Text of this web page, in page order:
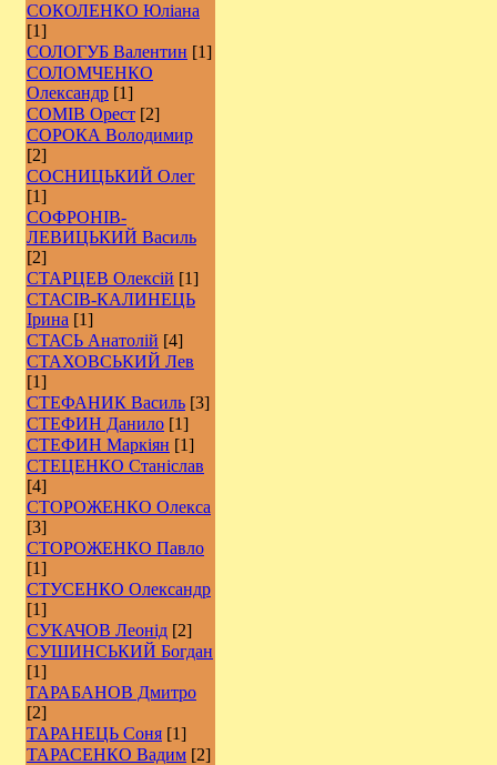
СОКОЛЕНКО Юліана
[1]
СОЛОГУБ Валентин [1]
СОЛОМЧЕНКО
Олександр [1]
СОМІВ Орест [2]
СОРОКА Володимир
[2]
СОСНИЦЬКИЙ Олег
[1]
СОФРОНІВ-
ЛЕВИЦЬКИЙ Василь
[2]
СТАРЦЕВ Олексій [1]
СТАСІВ-КАЛИНЕЦЬ
Ірина [1]
СТАСЬ Анатолій [4]
СТАХОВСЬКИЙ Лев
[1]
СТЕФАНИК Василь [3]
СТЕФИН Данило [1]
СТЕФИН Маркіян [1]
СТЕЦЕНКО Станіслав
[4]
СТОРОЖЕНКО Олекса
[3]
СТОРОЖЕНКО Павло
[1]
СТУСЕНКО Олександр
[1]
СУКАЧОВ Леонід [2]
СУШИНСЬКИЙ Богдан
[1]
ТАРАБАНОВ Дмитро
[2]
ТАРАНЕЦЬ Соня [1]
ТАРАСЕНКО Вадим [2]